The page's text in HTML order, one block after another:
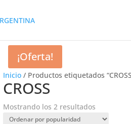
Inicio / Productos etiquetados
CROSS
Mostrando los 2 resultados
por
¡Oferta!